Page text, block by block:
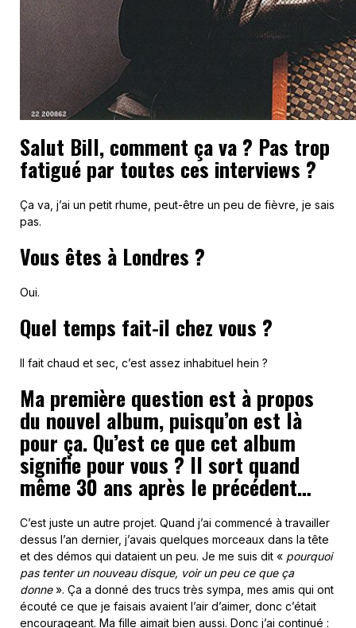
Salut Bill, comment ça va ? Pas trop
fatigué par toutes ces interviews ?
Ça va, j’ai un petit rhume, peut-être un peu de fièvre, je sais
pas.
Vous êtes à Londres ?
Oui.
Quel temps fait-il chez vous ?
Il fait chaud et sec, c’est assez inhabituel hein ?
Ma première question est à propos
du nouvel album, puisqu’on est là
pour ça. Qu’est ce que cet album
signifie pour vous ? Il sort quand
même 30 ans après le précédent…
C’est juste un autre projet. Quand j’ai commencé à travailler
dessus l’an dernier, j’avais quelques morceaux dans la tête
et des démos qui dataient un peu. Je me suis dit « pourquoi
pas tenter un nouveau disque, voir un peu ce que ça
donne». Ça a donné des trucs très sympa, mes amis qui ont
écouté ce que je faisais avaient l’air d’aimer, donc c’était
encourageant. Ma fille aimait bien aussi. Donc j’ai continué :